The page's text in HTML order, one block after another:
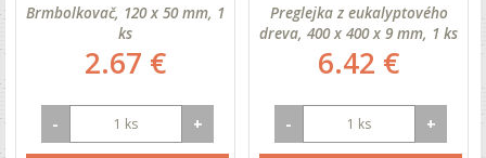
Brmbolkovač, 120 x 50 mm, 1
ks
2.67 €
- +
Preglejka z eukalyptového
dreva, 400 x 400 x 9 mm, 1 ks
6.42 €
- +